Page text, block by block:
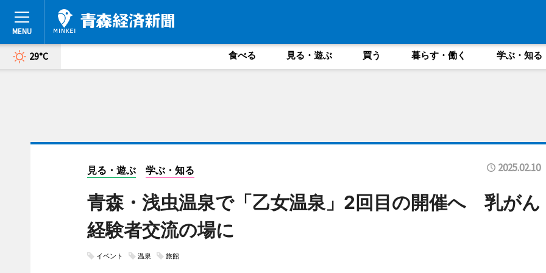
29°C 食べる 見る・遊ぶ 買う 暮らす・働く 学ぶ・知る
見る・遊ぶ 学ぶ・知る 2025.02.10
青森・浅虫温泉で「乙女温泉」2回目の開催へ 乳がん
経験者交流の場に
イベント 温泉 旅館